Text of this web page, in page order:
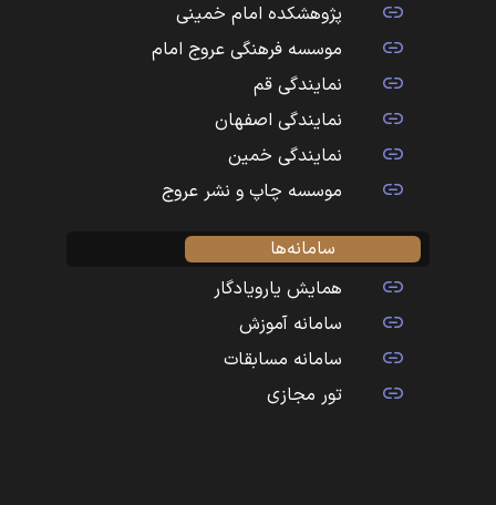
پژوهشکده امام خمینی
موسسه فرهنگی عروج امام
نمایندگی قم
نمایندگی اصفهان
نمایندگی خمین
موسسه چاپ و نشر عروج
سامانه‌ها
همایش یارویادگار
سامانه آموزش
سامانه مسابقات
تور مجازی